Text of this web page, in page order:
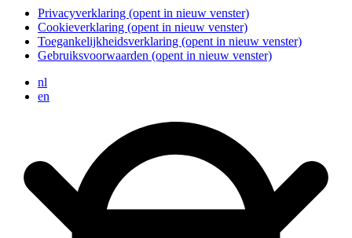
Privacyverklaring (opent in nieuw venster)
Cookieverklaring (opent in nieuw venster)
Toegankelijkheidsverklaring (opent in nieuw venster)
Gebruiksvoorwaarden (opent in nieuw venster)
nl
en